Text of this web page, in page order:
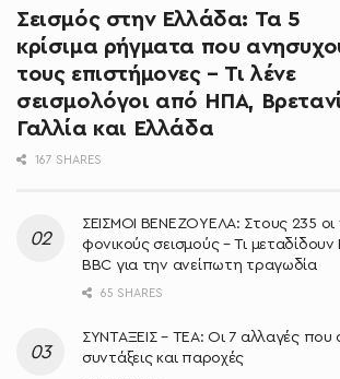
Σεισμός στην Ελλάδα: Τα 5
κρίσιμα ρήγματα που
τους επιστήμονες – Τι λένε
σεισμολόγοι από ΗΠΑ,
Γαλλία και Ελλάδα
167 SHARES
ΣΕΙΣΜΟΙ ΒΕΝΕΖΟΥΕΛΑ: Στους 235 οι
φονικούς σεισμούς – Τι μεταδίδουν
BBC για την ανείπωτη τραγωδία
65 SHARES
ΣΥΝΤΑΞΕΙΣ – ΤΕΑ: Οι 7 αλλαγές που
συντάξεις και παροχές